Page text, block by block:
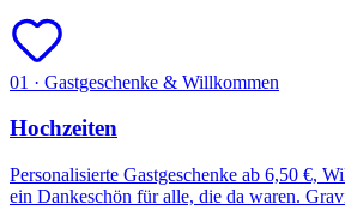
01 · Gastgeschenke & Willkommen
Hochzeiten
Personalisierte Gastgeschenke ab 6,50 €,
ein Dankeschön für alle, die da waren.